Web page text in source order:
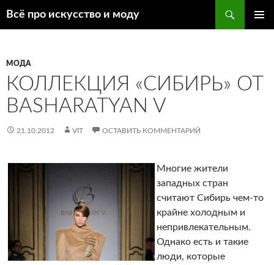
Всё про искусство и моду
МОДА
КОЛЛЕКЦИЯ «СИБИРЬ» ОТ
BASHARATYAN V
21.10.2012 VIT ОСТАВИТЬ КОММЕНТАРИЙ
Многие жители
западных стран
считают Сибирь чем-то
крайне холодным и
непривлекательным.
Однако есть и такие
люди, которые